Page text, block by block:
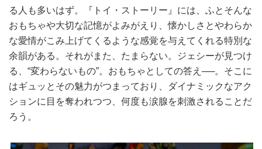
る人も多いはず。『トイ・ストーリー』には、ふとそんな
おもちゃや大切な記憶がよみがえり、懐かしさとやわらか
な愛情がこみ上げてくるような感覚を与えてくれる特別な
余韻がある。それがまた、たまらない。ジェシーが見つけ
る、“変わらないもの”。おもちゃとしての答え──。そこに
はギュッとその魅力がつまっており、ダイナミックなアク
ションに目を奪われつつ、何度も涙腺を刺激されることだ
ろう。